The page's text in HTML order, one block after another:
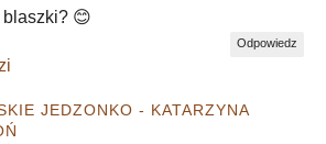
😊
Odpowiedz
JEDZONKO - KATARZYNA